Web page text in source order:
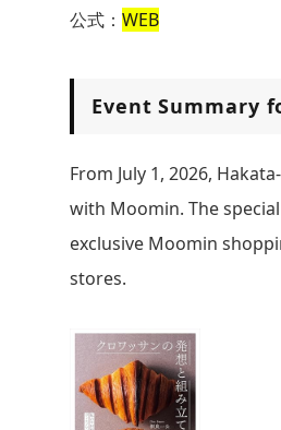
公式： WEB
Event Summary
From July 1, 2026,
with Moomin. The
exclusive Moomin
stores.